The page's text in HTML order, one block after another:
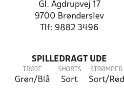
Gl. Agdrupvej 17
9700 Brønderslev
Tlf: 9882 3496
SPILLEDRAGT UDE
TRØJE
Grøn/Blå
SHORTS
Sort
STRØMPER
Sort/Rød